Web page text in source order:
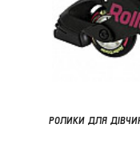
РОЛИКИ ДЛЯ